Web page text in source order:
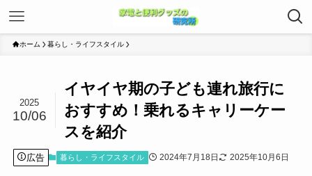
ホーム 暮らし・ライフスタイル
イヤイヤ期の子ども連れ旅行に
おすすめ！乗れるキャリーケー
スを紹介
2025
10/06
広告 暮らし・ライフスタイル 2024年7月18日 2025年10月6日